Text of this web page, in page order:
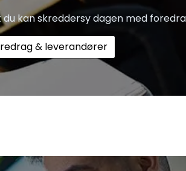
kan skreddersy dagen med
& leverandører